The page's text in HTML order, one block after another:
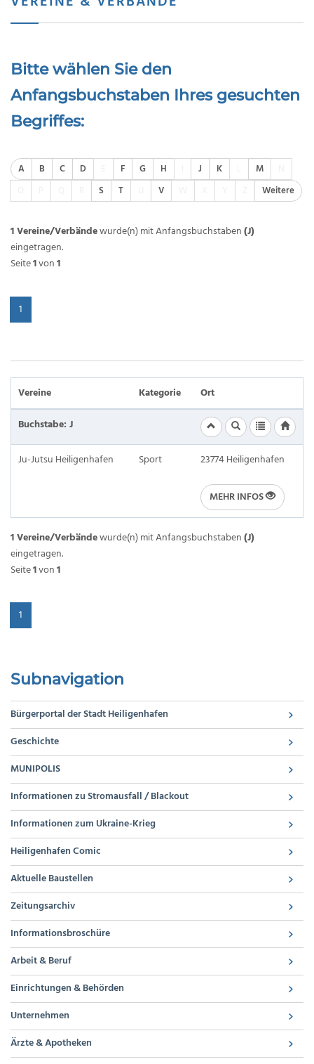
Bitte wählen Sie den
Anfangsbuchstaben Ihres gesuchten
Begriffes:
A B C D F G H J K M
S T V Weitere
1 Vereine/Verbändewurde(n) mit Anfangsbuchstaben(J)
eingetragen.
Seite1von1
1
Vereine Kategorie
Ort
Buchstabe: J
Ju-Jutsu Heiligenhafen Sport 23774 Heiligenhafen
MEHR INFOS
1 Vereine/Verbändewurde(n) mit Anfangsbuchstaben(J)
eingetragen.
Seite1von1
1
Subnavigation
Bürgerportal der Stadt Heiligenhafen
Geschichte
MUNIPOLIS
Informationen zu Stromausfall / Blackout
Informationen zum Ukraine-Krieg
Heiligenhafen Comic
Aktuelle Baustellen
Zeitungsarchiv
Informationsbroschüre
Arbeit & Beruf
Einrichtungen & Behörden
Unternehmen
Ärzte & Apotheken